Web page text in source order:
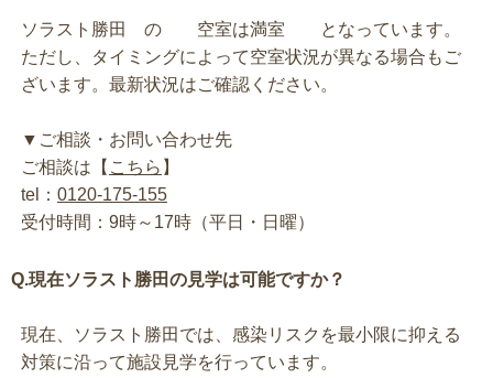
ソラスト勝田 の 空室は満室 となっています。
ただし、タイミングによって空室状況が異なる場合もご
ざいます。最新状況はご確認ください。
▼ご相談・お問い合わせ先
ご相談は【 こちら 】
tel： 0120-175-155
受付時間：9時～17時（平日・日曜）
Q.現在ソラスト勝田の見学は可能ですか？
現在、ソラスト勝田では、感染リスクを最小限に抑える
対策に沿って施設見学を行っています。